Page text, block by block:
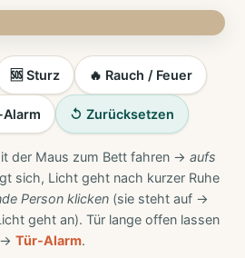
💡 🚨Rauchmelder
🌡️23.0°
🧑‍🦽
🆘 Sturz 🔥 Rauch / Feuer
↺ Zurücksetzen
der Maus zum Bett fahren → aufs
sich, Licht geht nach kurzer Ruhe
Person klicken(sie steht auf →
geht an). Tür lange offen lassen
→ Tür-Alarm.